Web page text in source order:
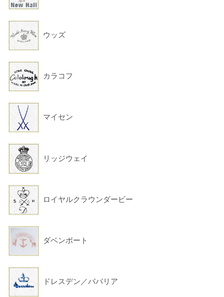
ウッズ
カラコフ
マイセン
リッジウェイ
ロイヤルクラウンダービー
ダベンポート
ドレスデン／ババリア